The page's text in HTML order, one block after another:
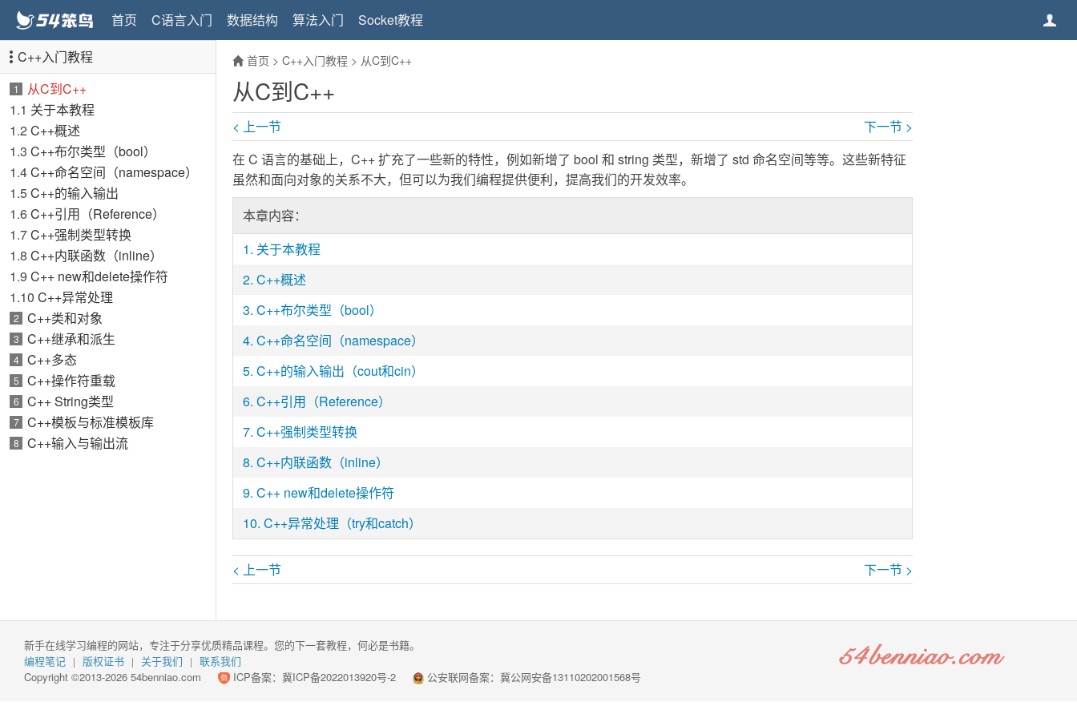
首页 C语言入门 数据结构 算法入门
Socket教程
C++入门教程
1
从C到C++
1.1 关于本教程
1.2 C++概述
1.3 C++布尔类型（bool）
1.4C++命名空间（namespace）
1.5C++的输入输出
1.6C++引用（Reference）
1.7C++强制类型转换
1.8 C++内联函数（inline）
1.9 C++ new和delete操作符
1.10 C++异常处理
2 C++类和对象
3 C++继承和派生
4 C++多态
5 C++操作符重载
6 C++ String类型
7 C++模板与标准模板库
8 C++输入与输出流
首页 > C++入门教程> 从C到C++
从C到C++
< 上一节
下一节 >
在 C 语言的基础上，C++ 扩充了一些新的特性，例如新增了 bool 和 string 类型，新增了 std 命名空间等等。这些新特征
虽然和面向对象的关系不大，但可以为我们编程提供便利，提高我们的开发效率。
本章内容：
1. 关于本教程
2. C++概述
3. C++布尔类型（bool）
4. C++命名空间（namespace）
5. C++的输入输出（cout和cin）
6. C++引用（Reference）
7. C++强制类型转换
8. C++内联函数（inline）
9. C++ new和delete操作符
10. C++异常处理（try和catch）
< 上一节 下一节 >
新手在线学习编程的网站，专注于分享优质精品课程。您的下一套教程，何必是书籍。
编程笔记 | 版权证书 | 关于我们 | 联系我们
Copyright ©2013-2026 54benniao.com
ICP备案： 冀ICP备2022013920号-2 公安联网备案：冀公网安备13110202001568号